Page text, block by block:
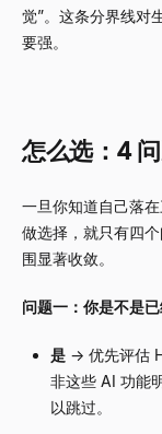
觉”。这条分界线对
要强。
怎么选：4
一旦你知道自己落
做选择，就只有四
围显著收敛。
问题一：你是不是
是 → 优先评估
非这些 AI 功能
以跳过。